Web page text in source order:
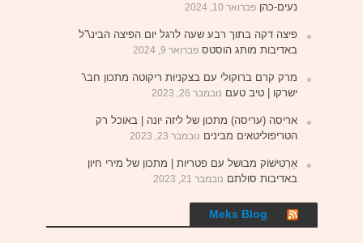
נעים-כהן פברואר 10, 2024
פיצה דקה בתוך רבע שעה לרגל יום הפיצה הבינ\”ל
באדיבות מותג הוסטס פברואר 9, 2024
מרק קרם ברוקולי עם בצקניות ריקוטה מתכון חב\’
ישרקו | טיב טעם נובמבר 26, 2023
אריסה (עריסה) מתכון של ליזה יונה | באוכל רק
הטריפוליטאים מבינים נובמבר 23, 2023
אַרְטִישׁוֹק מבושל עם פטריות | מתכון של מירי חיון
באדיבות סולתם נובמבר 21, 2023
Meks Blog